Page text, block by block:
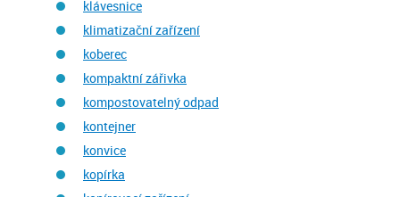
klávesnice
klimatizační zařízení
koberec
kompaktní zářivka
kompostovatelný odpad
kontejner
konvice
kopírka